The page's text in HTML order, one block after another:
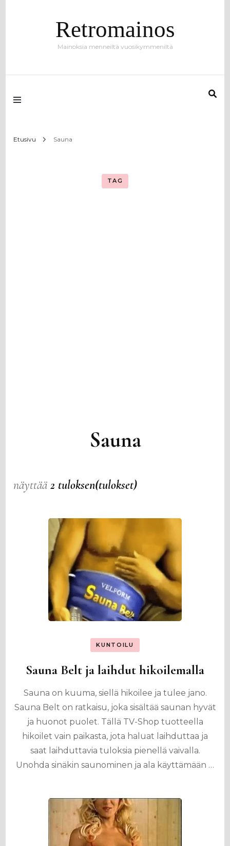
Retromainos
Mainoksia menneiltä vuosikymmeniltä
Etusivu Sauna
TAG
Sauna
näyttää2 tuloksen(tulokset)
KUNTOILU
Sauna Belt ja laihdut hikoilemalla
Sauna on kuuma, siellä hikoilee ja tulee jano.
Sauna Belt on ratkaisu, joka sisältää saunan hyvät
ja huonot puolet. Tällä TV-Shop tuotteella
hikoilet vain paikasta, jota haluat laihduttaa ja
saat laihduttavia tuloksia pienellä vaivalla.
Unohda sinäkin saunominen ja ala käyttämään …